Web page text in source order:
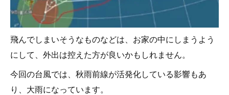
飛んでしまいそうなものなどは、お家の中にしまうよう
にして、外出は控えた方が良いかもしれません。
今回の台風では、秋雨前線が活発化している影響もあ
り、大雨になっています。